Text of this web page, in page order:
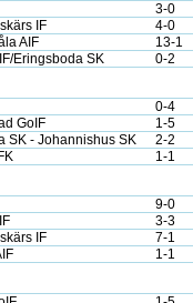
3-0
IF
4-0
AIF
13-1
Eringsboda SK 0-2
0-4
GoIF
1-5
SK - Johannishus SK
2-2
1-1
9-0
3-3
IF
7-1
1-1